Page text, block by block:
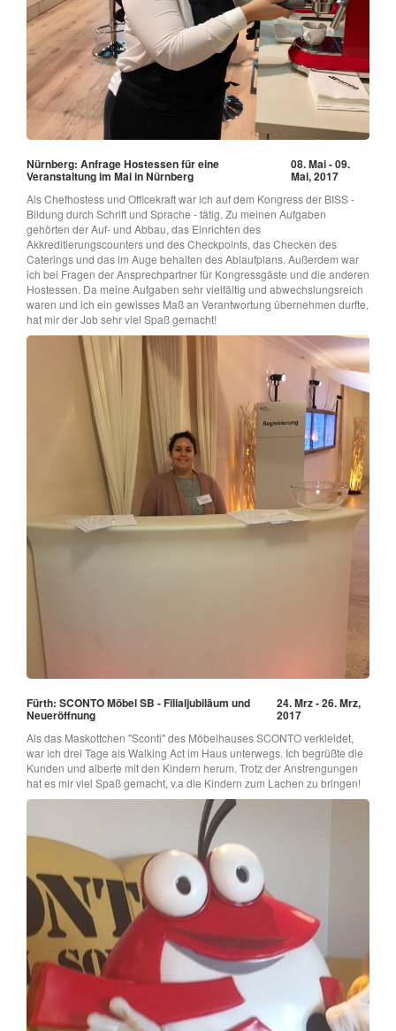
Nürnberg: Anfrage Hostessen für eine
Veranstaltung im Mai in Nürnberg
08. Mai - 09.
Mai, 2017
Als Chefhostess und Officekraft war ich auf dem Kongress der BISS -
Bildung durch Schrift und Sprache - tätig. Zu meinen Aufgaben
gehörten der Auf- und Abbau, das Einrichten des
Akkreditierungscounters und des Checkpoints, das Checken des
Caterings und das im Auge behalten des Ablaufplans. Außerdem war
ich bei Fragen der Ansprechpartner für Kongressgäste und die anderen
Hostessen. Da meine Aufgaben sehr vielfältig und abwechslungsreich
waren und ich ein gewisses Maß an Verantwortung übernehmen durfte,
hat mir der Job sehr viel Spaß gemacht!
Fürth: SCONTO Möbel SB - Filialjubiläum und
Neueröffnung
24. Mrz - 26. Mrz,
2017
Als das Maskottchen "Sconti" des Möbelhauses SCONTO verkleidet,
war ich drei Tage als Walking Act im Haus unterwegs. Ich begrüßte die
Kunden und alberte mit den Kindern herum. Trotz der Anstrengungen
hat es mir viel Spaß gemacht, v.a die Kindern zum Lachen zu bringen!